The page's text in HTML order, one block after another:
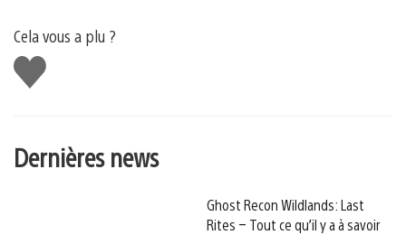
Cela vous a plu ?
J'aime
Dernières news
Ghost Recon Wildlands: Last
Rites – Tout ce qu’il y a à savoir